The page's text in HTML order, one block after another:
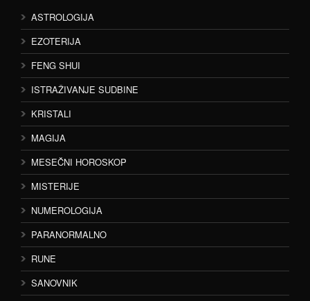
ASTROLOGIJA
EZOTERIJA
FENG SHUI
ISTRAŽIVANJE SUDBINE
KRISTALI
MAGIJA
MESEČNI HOROSKOP
MISTERIJE
NUMEROLOGIJA
PARANORMALNO
RUNE
SANOVNIK